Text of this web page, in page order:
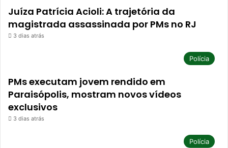
Juíza Patrícia Acioli: A trajetória da
magistrada assassinada por PMs no RJ
3 dias atrás
Polícia
PMs executam jovem rendido em
Paraisópolis, mostram novos vídeos
exclusivos
3 dias atrás
Polícia